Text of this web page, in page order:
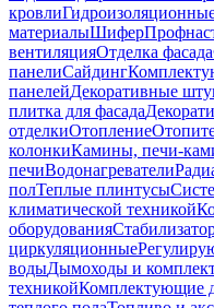
кровли
материалыШифер
вентиляцияОтделка фасада
панелиСайдинг
панелейДекоративные
плитка для фасада
отделкиОтопление
колонкиКамины, печи-
печиВодонагреватели
полТеплые плинтусы
климатической техникой
оборудования
циркуляционные
водыДымоходы и
техникойКомплектующие